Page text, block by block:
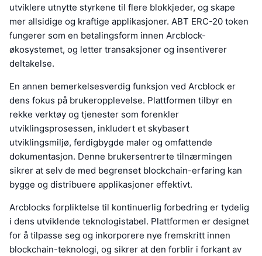
utviklere utnytte styrkene til flere blokkjeder, og skape
mer allsidige og kraftige applikasjoner. ABT ERC-20 token
fungerer som en betalingsform innen Arcblock-
økosystemet, og letter transaksjoner og insentiverer
deltakelse.
En annen bemerkelsesverdig funksjon ved Arcblock er
dens fokus på brukeropplevelse. Plattformen tilbyr en
rekke verktøy og tjenester som forenkler
utviklingsprosessen, inkludert et skybasert
utviklingsmiljø, ferdigbygde maler og omfattende
dokumentasjon. Denne brukersentrerte tilnærmingen
sikrer at selv de med begrenset blockchain-erfaring kan
bygge og distribuere applikasjoner effektivt.
Arcblocks forpliktelse til kontinuerlig forbedring er tydelig
i dens utviklende teknologistabel. Plattformen er designet
for å tilpasse seg og inkorporere nye fremskritt innen
blockchain-teknologi, og sikrer at den forblir i forkant av